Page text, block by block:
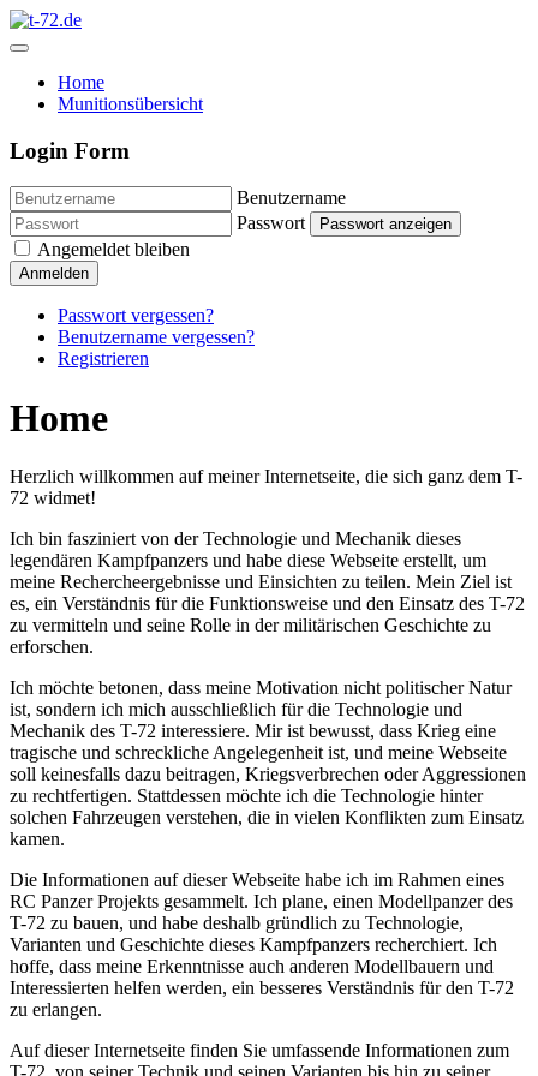
Home
Munitionsübersicht
Login Form
Benutzername
Passwort
Passwort anzeigen
Angemeldet bleiben
Anmelden
Passwort vergessen?
Benutzername vergessen?
Registrieren
Home
Herzlich willkommen auf meiner Internetseite, die sich ganz dem T-
72 widmet!
Ich bin fasziniert von der Technologie und Mechanik dieses
legendären Kampfpanzers und habe diese Webseite erstellt, um
meine Rechercheergebnisse und Einsichten zu teilen. Mein Ziel ist
es, ein Verständnis für die Funktionsweise und den Einsatz des T-72
zu vermitteln und seine Rolle in der militärischen Geschichte zu
erforschen.
Ich möchte betonen, dass meine Motivation nicht politischer Natur
ist, sondern ich mich ausschließlich für die Technologie und
Mechanik des T-72 interessiere. Mir ist bewusst, dass Krieg eine
tragische und schreckliche Angelegenheit ist, und meine Webseite
soll keinesfalls dazu beitragen, Kriegsverbrechen oder Aggressionen
zu rechtfertigen. Stattdessen möchte ich die Technologie hinter
solchen Fahrzeugen verstehen, die in vielen Konflikten zum Einsatz
kamen.
Die Informationen auf dieser Webseite habe ich im Rahmen eines
RC Panzer Projekts gesammelt. Ich plane, einen Modellpanzer des
T-72 zu bauen, und habe deshalb gründlich zu Technologie,
Varianten und Geschichte dieses Kampfpanzers recherchiert. Ich
hoffe, dass meine Erkenntnisse auch anderen Modellbauern und
Interessierten helfen werden, ein besseres Verständnis für den T-72
zu erlangen.
Auf dieser Internetseite finden Sie umfassende Informationen zum